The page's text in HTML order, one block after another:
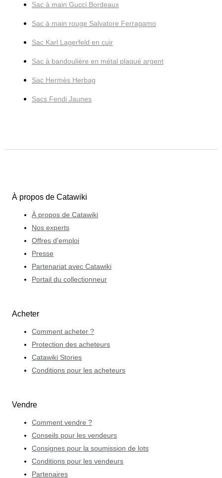
Sac à main Gucci Bordeaux
Sac à main rouge Salvatore Ferragamo
Sac Karl Lagerfeld en cuir
Sac à bandoulière en métal plaqué argent
Sac Hermès Herbag
Sacs Fendi Jaunes
À propos de Catawiki
À propos de Catawiki
Nos experts
Offres d'emploi
Presse
Partenariat avec Catawiki
Portail du collectionneur
Acheter
Comment acheter ?
Protection des acheteurs
Catawiki Stories
Conditions pour les acheteurs
Vendre
Comment vendre ?
Conseils pour les vendeurs
Consignes pour la soumission de lots
Conditions pour les vendeurs
Partenaires